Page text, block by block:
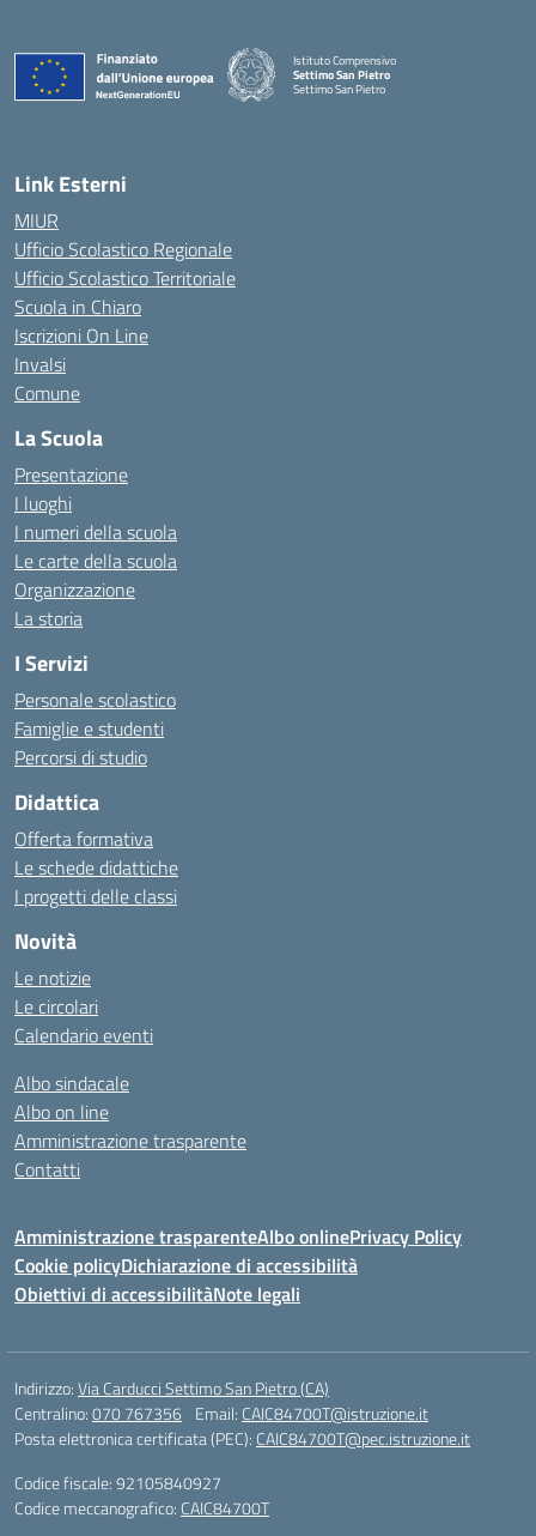
Istituto Comprensivo
Settimo San Pietro
Settimo San Pietro
Link Esterni
MIUR
Ufficio Scolastico Regionale
Ufficio Scolastico Territoriale
Scuola in Chiaro
Iscrizioni On Line
Invalsi
Comune
La Scuola
Presentazione
I luoghi
I numeri della scuola
Le carte della scuola
Organizzazione
La storia
I Servizi
Personale scolastico
Famiglie e studenti
Percorsi di studio
Didattica
Offerta formativa
Le schede didattiche
I progetti delle classi
Novità
Le notizie
Le circolari
Calendario eventi
Albo sindacale
Albo on line
Amministrazione trasparente
Contatti
Amministrazione trasparenteAlbo onlinePrivacy Policy
Cookie policyDichiarazione di accessibilità
Obiettivi di accessibilitàNote legali
Indirizzo:Via Carducci Settimo San Pietro (CA)
Centralino:070 767356 Email: CAIC84700T@istruzione.it
Posta elettronica certificata (PEC): CAIC84700T@pec.istruzione.it
Codice fiscale: 92105840927
Codice meccanografico: CAIC84700T